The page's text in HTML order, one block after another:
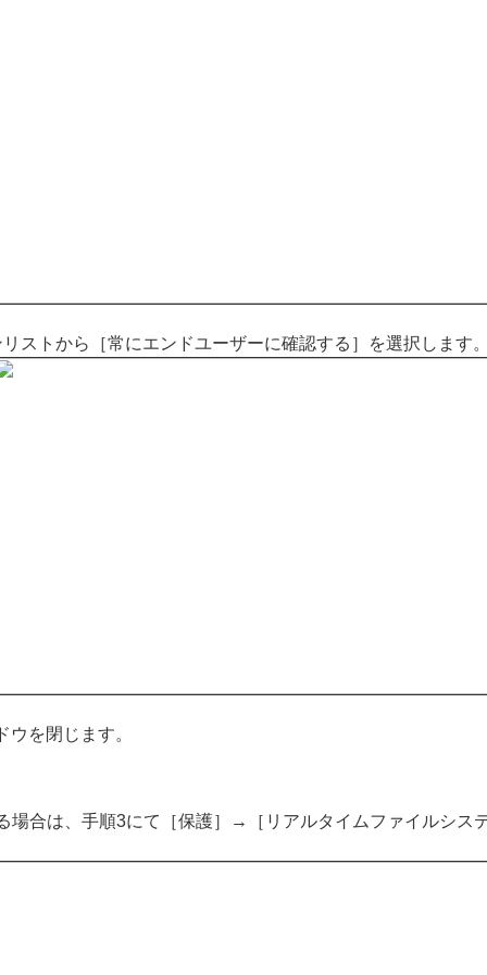
ストから［常にエンドユーザーに確認する］を選択します
を閉じます。
場合は、手順3にて［保護］→［リアルタイムファイルシ